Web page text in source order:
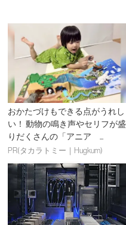
おかたづけもできる点がうれし
い！ 動物の鳴き声やセリフが盛
りだくさんの「アニア ...
PR(タカラトミー｜Hugkum)